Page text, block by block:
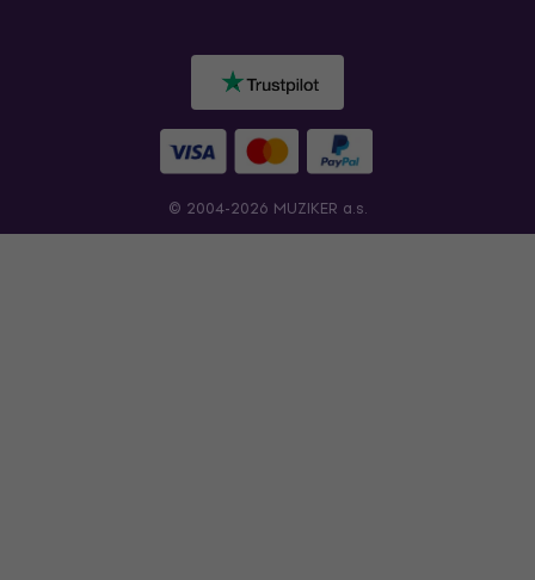
© 2004-2026 MUZIKER a.s.